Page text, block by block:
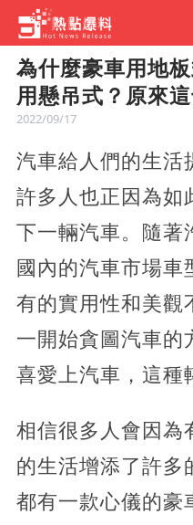
為什麼豪車用地
用懸吊式？原來
2022/09/17
汽車給人們的生活
許多人也正因為如
下一輛汽車。隨著
國內的汽車市場車
有的實用性和美觀
一開始貪圖汽車的
喜愛上汽車，這種
相信很多人會因為
的生活增添了許多
都有一款心儀的豪